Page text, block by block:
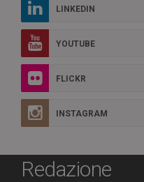
LINKEDIN
YOUTUBE
FLICKR
INSTAGRAM
Redazione